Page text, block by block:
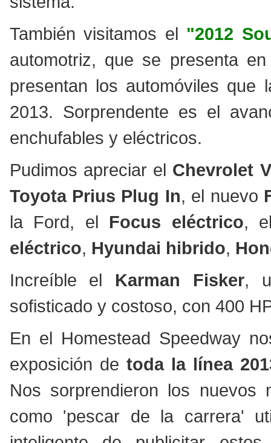
También visitamos el "2012
automotriz, que se presenta
presentan los automóviles
2013. Sorprendente es el
enchufables y eléctricos.
Pudimos apreciar el Chevrolet
Toyota Prius Plug In, el nuevo
la Ford, el Focus eléctrico,
eléctrico, Hyundai hibrido,
Increíble el Karman Fisker,
sofisticado y costoso, con 400
En el Homestead Speedway
exposición de toda la línea
Nos sorprendieron los
como 'pescar de la carrera'